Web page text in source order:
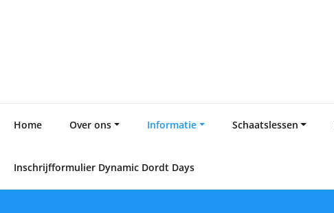
Home Over ons Informatie Schaatslessen
Inschrijfformulier Dynamic Dordt Days